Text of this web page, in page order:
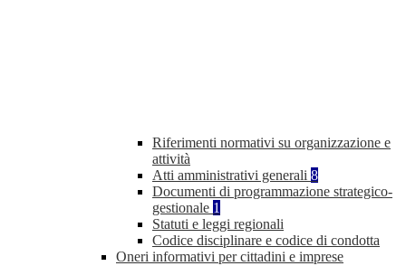
Riferimenti normativi su organizzazione e
attività
Atti amministrativi generali 8
Documenti di programmazione strategico-
gestionale 1
Statuti e leggi regionali
Codice disciplinare e codice di condotta
Oneri informativi per cittadini e imprese